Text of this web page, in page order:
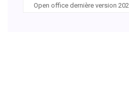
Open office dernière version